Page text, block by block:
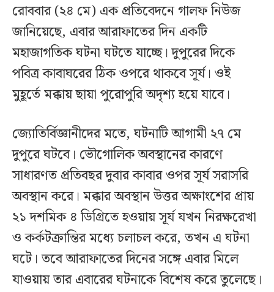
রোববার (২৪ মে) এক প্রতিবেদনে গালফ নিউজ
জানিয়েছে, এবার আরাফাতের দিন একটি
মহাজাগতিক ঘটনা ঘটতে যাচ্ছে। দুপুরের দিকে
পবিত্র কাবাঘরের ঠিক ওপরে থাকবে সূর্য। ওই
মুহূর্তে মক্কায় ছায়া পুরোপুরি অদৃশ্য হয়ে যাবে।
জ্যোতির্বিজ্ঞানীদের মতে, ঘটনাটি আগামী ২৭ মে
দুপুরে ঘটবে। ভৌগোলিক অবস্থানের কারণে
সাধারণত প্রতিবছর দুবার কাবার ওপর সূর্য সরাসরি
অবস্থান করে। মক্কার অবস্থান উত্তর অক্ষাংশের প্রায়
২১ দশমিক ৪ ডিগ্রিতে হওয়ায় সূর্য যখন নিরক্ষরেখা
ও কর্কটক্রান্তির মধ্যে চলাচল করে, তখন এ ঘটনা
ঘটে। তবে আরাফাতের দিনের সঙ্গে এবার মিলে
যাওয়ায় তার এবারের ঘটনাকে বিশেষ করে তুলেছে।